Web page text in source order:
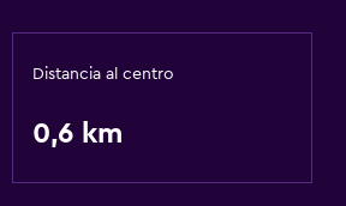
Sauna
Distancia al centro
0,6 km